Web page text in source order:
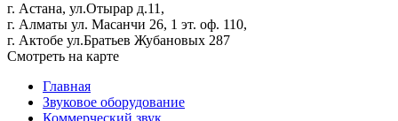
г. Астана, ул.Отырар д.11,
г. Алматы ул. Масанчи 26, 1 эт. оф. 110,
г. Актобе ул.Братьев Жубановых 287
Смотреть на карте
Главная
Звуковое оборудование
Коммерческий звук